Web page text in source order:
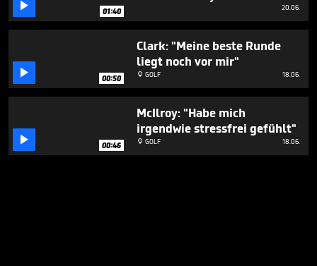
 01:40 20.06.
 00:50
Clark: "Meine beste Runde
liegt noch vor mir"
 GOLF 18.06.
 00:46
McIlroy: "Habe mich
irgendwie stressfrei gefühlt"
 GOLF 18.06.